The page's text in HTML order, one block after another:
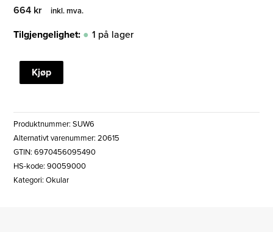
664 kr inkl. mva.
Tilgjengelighet: 1 på lager
SKY-
WATCHER
WIDE
6MM
OKULAR
1,25"
Kjøp
Produktnummer:SUW6
Alternativt varenummer: 20615
GTIN: 6970456095490
HS-kode: 90059000
Kategori:Okular